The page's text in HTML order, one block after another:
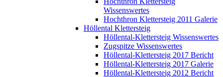
Wissenswertes
Hochthron Klettersteig 2011 Galerie
Höllental Klettersteig
Höllental-Klettersteig Wissenswertes
Zugspitze Wissenswertes
Höllental-Klettersteig 2017 Bericht
Höllental-Klettersteig 2017 Galerie
Höllental-Klettersteig 2012 Bericht